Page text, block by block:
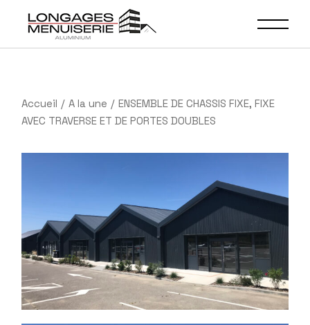
Accueil A la une
ENSEMBLE DE CHASSIS FIXE, FIXE
AVEC TRAVERSE ET DE PORTES DOUBLES